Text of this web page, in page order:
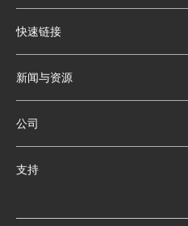
快速链接
新闻与资源
公司
支持